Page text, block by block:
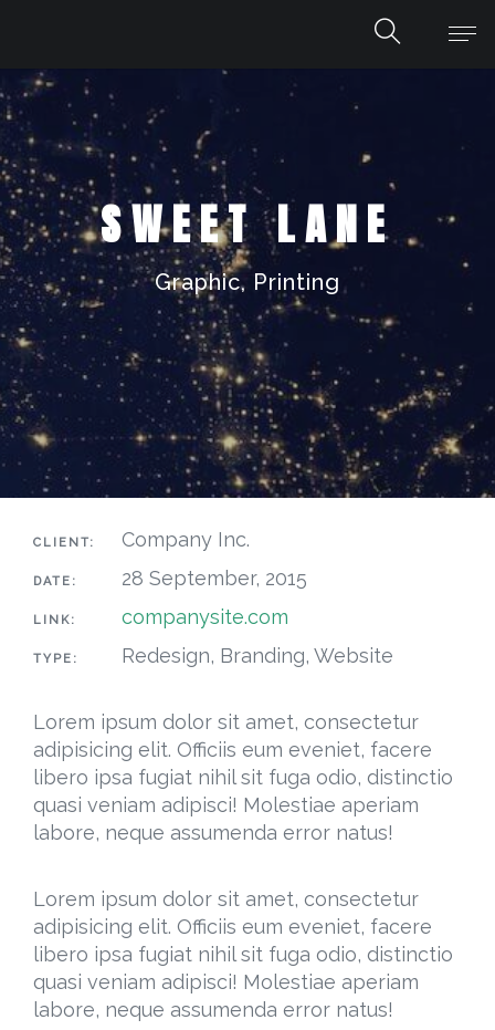
SWEET LANE
Graphic, Printing
CLIENT: Company Inc.
DATE: 28 September, 2015
LINK: companysite.com
TYPE: Redesign, Branding, Website
Lorem ipsum dolor sit amet, consectetur
adipisicing elit. Officiis eum eveniet, facere
libero ipsa fugiat nihil sit fuga odio, distinctio
quasi veniam adipisci! Molestiae aperiam
labore, neque assumenda error natus!
Lorem ipsum dolor sit amet, consectetur
adipisicing elit. Officiis eum eveniet, facere
libero ipsa fugiat nihil sit fuga odio, distinctio
quasi veniam adipisci! Molestiae aperiam
labore, neque assumenda error natus!